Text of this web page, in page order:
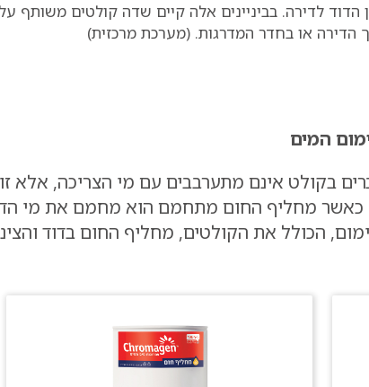
הדוד לדירה. בביניינים אלה קיים שדה קולטים משותף
או בחדר המדרגות. (מערכת מרכזית(
המים
בקולט אינם מתערבבים עם מי הצריכה, אלא
כאשר מחליף החום מתחמם הוא מחמם את מי
הכולל את הקולטים, מחליף החום בדוד